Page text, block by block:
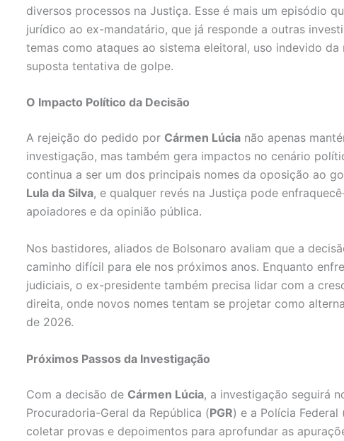
diversos processos na Justiça. Esse é mais um episódio
jurídico ao ex-mandatário, que já responde a outras
temas como ataques ao sistema eleitoral, uso indevido da
suposta tentativa de golpe.
O Impacto Político da Decisão
A rejeição do pedido por Cármen Lúcia não apenas
investigação, mas também gera impactos no cenário
continua a ser um dos principais nomes da oposição ao
Lula da Silva, e qualquer revés na Justiça pode
apoiadores e da opinião pública.
Nos bastidores, aliados de Bolsonaro avaliam que a
caminho difícil para ele nos próximos anos. Enquanto
judiciais, o ex-presidente também precisa lidar com a
direita, onde novos nomes tentam se projetar como
de 2026.
Próximos Passos da Investigação
Com a decisão de Cármen Lúcia, a investigação seguirá
Procuradoria-Geral da República (PGR) e a Polícia Federal
coletar provas e depoimentos para aprofundar as